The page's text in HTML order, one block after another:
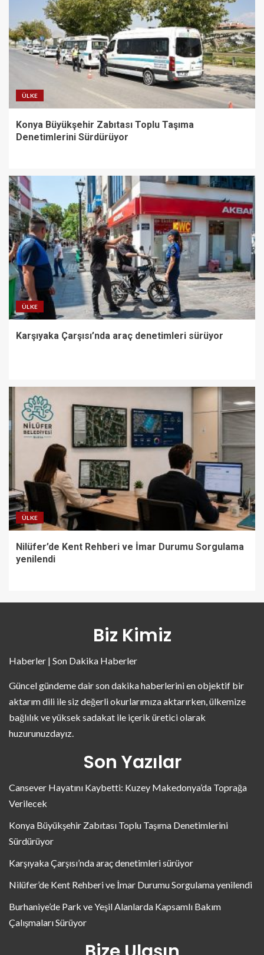
ÜLKE
Konya Büyükşehir Zabıtası Toplu Taşıma
Denetimlerini Sürdürüyor
ÜLKE
Karşıyaka Çarşısı’nda araç denetimleri sürüyor
ÜLKE
Nilüfer’de Kent Rehberi ve İmar Durumu Sorgulama
yenilendi
Biz Kimiz
Haberler | Son Dakika Haberler
Güncel gündeme dair son dakika haberlerini en objektif bir
aktarım dili ile siz değerli okurlarımıza aktarırken, ülkemize
bağlılık ve yüksek sadakat ile içerik üretici olarak
huzurunuzdayız.
Son Yazılar
Cansever Hayatını Kaybetti: Kuzey Makedonya’da Toprağa
Verilecek
Konya Büyükşehir Zabıtası Toplu Taşıma Denetimlerini
Sürdürüyor
Karşıyaka Çarşısı’nda araç denetimleri sürüyor
Nilüfer’de Kent Rehberi ve İmar Durumu Sorgulama yenilendi
Burhaniye’de Park ve Yeşil Alanlarda Kapsamlı Bakım
Çalışmaları Sürüyor